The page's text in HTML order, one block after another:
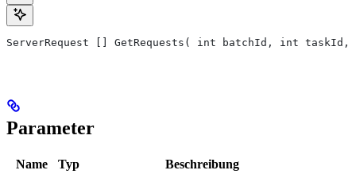
ServerRequest [] GetRequests( int batchId, int
Parameter
Name Typ
Beschreibung